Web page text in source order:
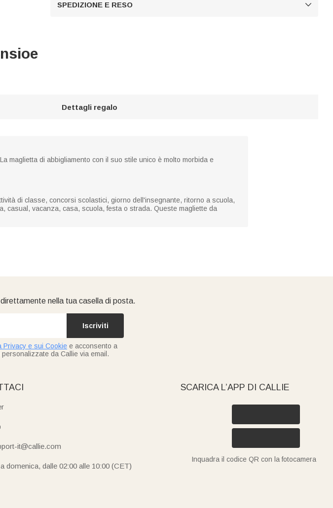
SPEDIZIONE E RESO 
Dettagli regalo
maglietta di abbigliamento con il suo stile unico è molto morbida e
di classe, concorsi scolastici, giorno dell'insegnante, ritorno a scuola,
casual, vacanza, casa, scuola, festa o strada. Queste magliette da
nella tua casella di posta.
Iscriviti
Privacy e sui Cookie e acconsento a
da Callie via email.
it@callie.com
domenica, dalle 02:00 alle 10:00 (CET)
SCARICA L’APP DI CALLIE
Inquadra il codice QR con la fotocamera